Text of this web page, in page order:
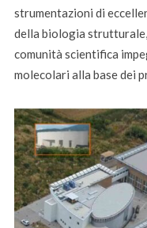
strumentazioni di
della biologia
comunità scientifica
molecolari alla base dei